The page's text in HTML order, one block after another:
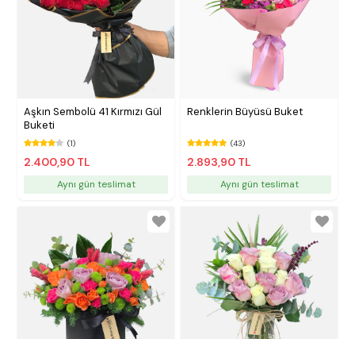
Aşkın Sembolü 41 Kırmızı Gül
Buketi
(1)
2.400,90 TL
Aynı gün teslimat
Renklerin Büyüsü Buket
(43)
2.893,90 TL
Aynı gün teslimat